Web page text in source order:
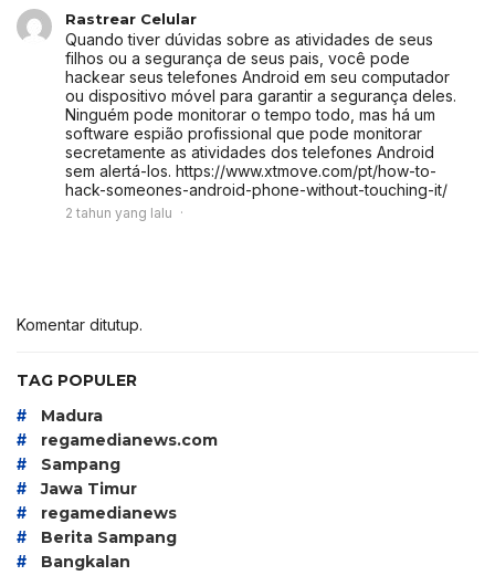
Rastrear Celular
Quando tiver dúvidas sobre as atividades de seus
filhos ou a segurança de seus pais, você pode
hackear seus telefones Android em seu computador
ou dispositivo móvel para garantir a segurança deles.
Ninguém pode monitorar o tempo todo, mas há um
software espião profissional que pode monitorar
secretamente as atividades dos telefones Android
sem alertá-los. https://www.xtmove.com/pt/how-to-
hack-someones-android-phone-without-touching-it/
2 tahun yang lalu
Komentar ditutup.
TAG POPULER
# Madura
# regamedianews.com
# Sampang
# Jawa Timur
# regamedianews
# Berita Sampang
#
Bangkalan